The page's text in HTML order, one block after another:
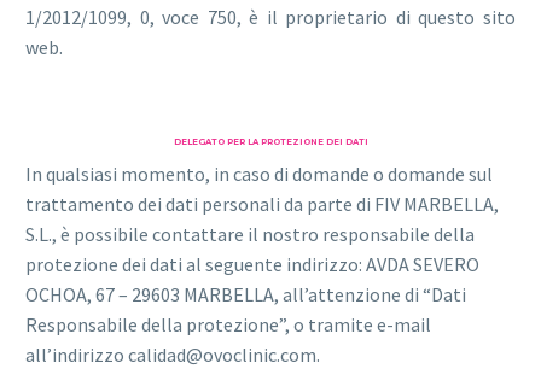
1/2012/1099, 0, voce 750, è il proprietario di questo sito
web.
DELEGATO PER LA PROTEZIONE DEI DATI
In qualsiasi momento, in caso di domande o domande sul
trattamento dei dati personali da parte di FIV MARBELLA,
S.L., è possibile contattare il nostro responsabile della
protezione dei dati al seguente indirizzo: AVDA SEVERO
OCHOA, 67 – 29603 MARBELLA, all’attenzione di “Dati
Responsabile della protezione”, o tramite e-mail
all’indirizzo calidad@ovoclinic.com.